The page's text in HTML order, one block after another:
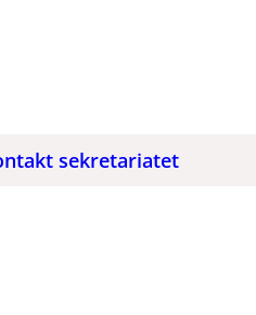
sekretariatet